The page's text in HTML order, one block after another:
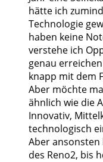
hätte ich
Technologie
haben keine
verstehe ich
genau
knapp mit dem
Aber möchte
ähnlich wie die
Innovativ,
technologisch
Aber ansonsten
des Reno2, bis